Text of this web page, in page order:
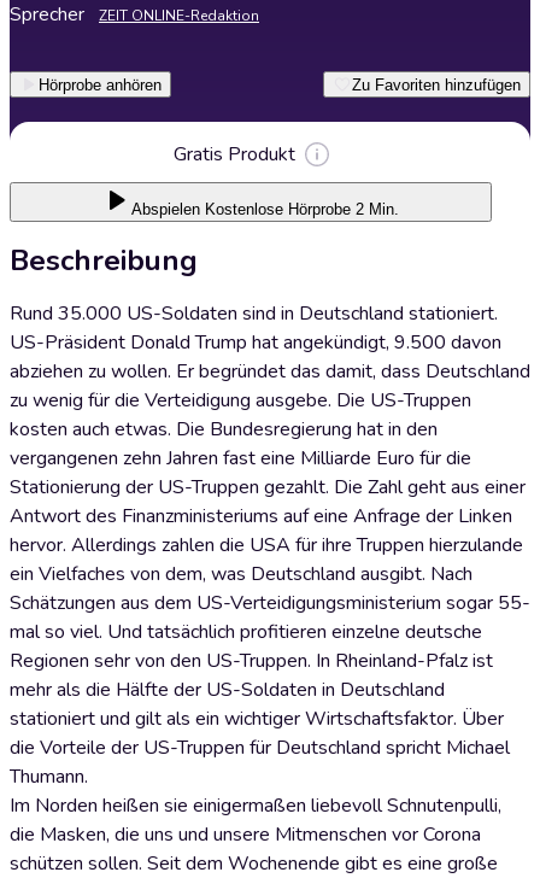
Sprecher ZEIT ONLINE-Redaktion
Hörprobe anhören Zu Favoriten hinzufügen
Gratis Produkt
Abspielen Kostenlose Hörprobe 2 Min.
Beschreibung
Rund 35.000 US-Soldaten sind in Deutschland stationiert.
US-Präsident Donald Trump hat angekündigt, 9.500 davon
abziehen zu wollen. Er begründet das damit, dass Deutschland
zu wenig für die Verteidigung ausgebe. Die US-Truppen
kosten auch etwas. Die Bundesregierung hat in den
vergangenen zehn Jahren fast eine Milliarde Euro für die
Stationierung der US-Truppen gezahlt. Die Zahl geht aus einer
Antwort des Finanzministeriums auf eine Anfrage der Linken
hervor. Allerdings zahlen die USA für ihre Truppen hierzulande
ein Vielfaches von dem, was Deutschland ausgibt. Nach
Schätzungen aus dem US-Verteidigungsministerium sogar 55-
mal so viel. Und tatsächlich profitieren einzelne deutsche
Regionen sehr von den US-Truppen. In Rheinland-Pfalz ist
mehr als die Hälfte der US-Soldaten in Deutschland
stationiert und gilt als ein wichtiger Wirtschaftsfaktor. Über
die Vorteile der US-Truppen für Deutschland spricht Michael
Thumann.
Im Norden heißen sie einigermaßen liebevoll Schnutenpulli,
die Masken, die uns und unsere Mitmenschen vor Corona
schützen sollen. Seit dem Wochenende gibt es eine große